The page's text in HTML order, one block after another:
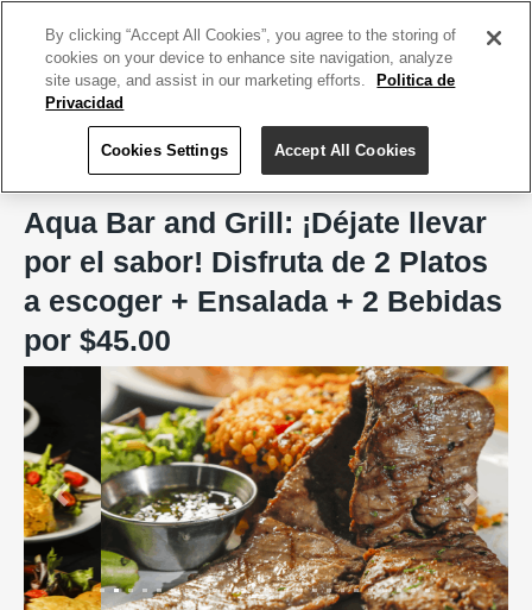
Aqua Bar and Grill
Aqua Bar and Grill: ¡Déjate llevar
por el sabor! Disfruta de 2 Platos
a escoger + Ensalada + 2 Bebidas
por $45.00
Previous Next
By clicking “Accept All Cookies”, you agree to the storing of
cookies on your device to enhance site navigation, analyze
site usage, and assist in our marketing efforts.
Politica de
Privacidad
Cookies Settings Accept All Cookies